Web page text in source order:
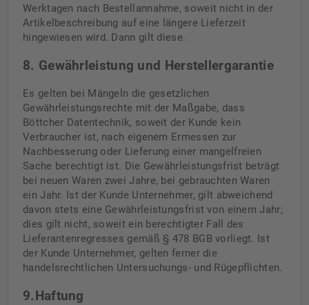
Werktagen nach Bestellannahme, soweit nicht in der
Artikelbeschreibung auf eine längere Lieferzeit
hingewiesen wird. Dann gilt diese.
8. Gewährleistung und Herstellergarantie
Es gelten bei Mängeln die gesetzlichen
Gewährleistungsrechte mit der Maßgabe, dass
Böttcher Datentechnik, soweit der Kunde kein
Verbraucher ist, nach eigenem Ermessen zur
Nachbesserung oder Lieferung einer mangelfreien
Sache berechtigt ist. Die Gewährleistungsfrist beträgt
bei neuen Waren zwei Jahre, bei gebrauchten Waren
ein Jahr. Ist der Kunde Unternehmer, gilt abweichend
davon stets eine Gewährleistungsfrist von einem Jahr;
dies gilt nicht, soweit ein berechtigter Fall des
Lieferantenregresses gemäß § 478 BGB vorliegt. Ist
der Kunde Unternehmer, gelten ferner die
handelsrechtlichen Untersuchungs- und Rügepflichten.
9.Haftung